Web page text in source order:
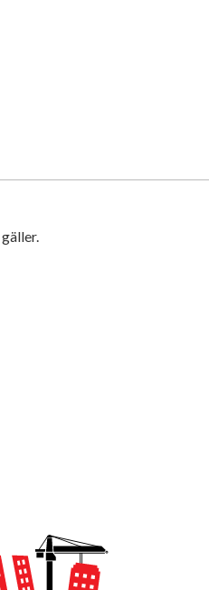
gäller.